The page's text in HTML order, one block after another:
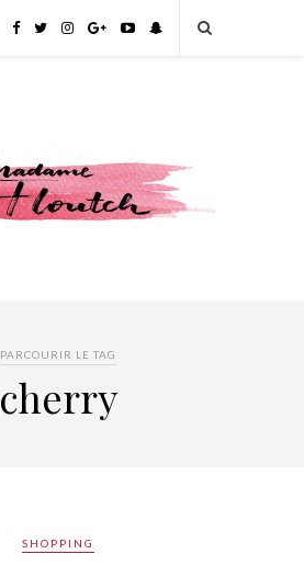
PARCOURIR LE TAG
cherry
SHOPPING